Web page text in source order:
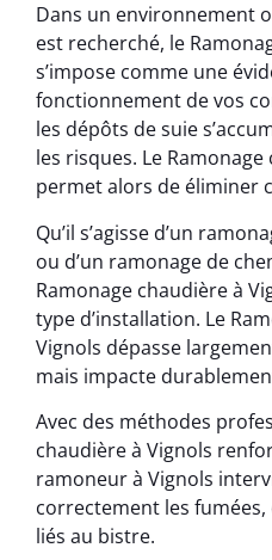
Dans un environnement
est recherché, le
s’impose comme une
fonctionnement de vos
les dépôts de suie
les risques. Le
permet alors de éliminer
Qu’il s’agisse d’un
ou d’un ramonage de
Ramonage chaudière à
type d’installation. Le
Vignols dépasse
mais impacte
Avec des méthodes
chaudière à Vignols
ramoneur à Vignols
correctement les
liés au bistre.